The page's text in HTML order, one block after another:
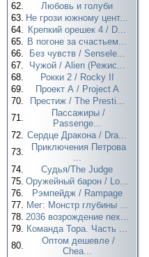
62.
Любовь и голуби
63. Не грози южному цент...
64. Крепкий орешек 4 / D...
65. В погоне за счастьем...
66.
Без чувств / Sensele...
67.
Чужой / Alien (Режис...
68.
Рокки 2 / Rocky II
69.
Проект А / Project A
70.
Престиж / The Presti...
71.
Пассажиры /
Passenge...
72. Сердце Дракона / Dra...
73.
Приключения Петрова
...
74.
Судья/The Judge
75. Оружейный барон / Lo...
76.
Рэмпейдж / Rampage
77. Мег: Монстр глубины ...
78. 2036 возрождение nex...
79. Команда Тора. Часть ...
80.
Оптом дешевле /
Chea...